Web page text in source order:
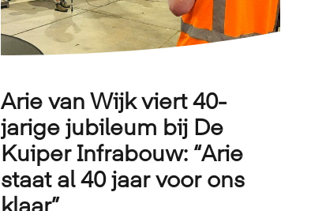
Arie van Wijk viert 40-
jarige jubileum bij De
Kuiper Infrabouw: “Arie
staat al 40 jaar voor ons
klaar”